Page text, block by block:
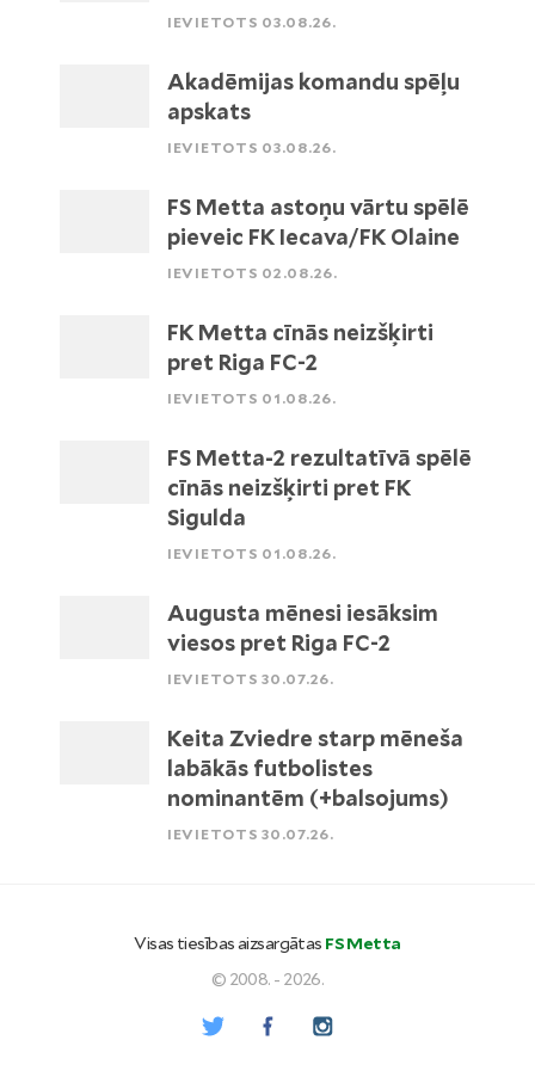
IEVIETOTS 03.08.26.
Akadēmijas komandu spēļu
apskats
IEVIETOTS 03.08.26.
FS Metta astoņu vārtu spēlē
pieveic FK Iecava/FK Olaine
IEVIETOTS 02.08.26.
FK Metta cīnās neizšķirti
pret Riga FC-2
IEVIETOTS 01.08.26.
FS Metta-2 rezultatīvā spēlē
cīnās neizšķirti pret FK
Sigulda
IEVIETOTS 01.08.26.
Augusta mēnesi iesāksim
viesos pret Riga FC-2
IEVIETOTS 30.07.26.
Keita Zviedre starp mēneša
labākās futbolistes
nominantēm (+balsojums)
IEVIETOTS 30.07.26.
Visas tiesības aizsargātas FS Metta
© 2008. - 2026.